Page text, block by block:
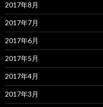
2017年8月
2017年7月
2017年6月
2017年5月
2017年4月
2017年3月